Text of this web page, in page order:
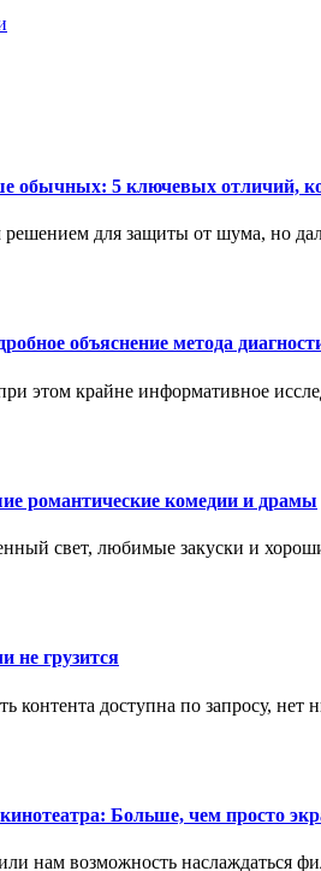
обычных: 5 ключевых отличий,
для защиты от шума, но
объяснение метода
этом крайне информативное
романтические комедии и драмы
свет, любимые закуски и
не грузится
контента доступна по запросу,
Больше, чем просто
нам возможность наслаждаться